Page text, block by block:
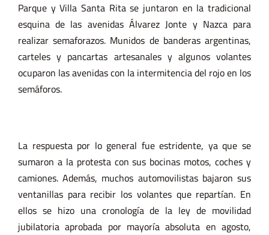
Parque y Villa Santa Rita se juntaron en la tradicional
esquina de las avenidas Álvarez Jonte y Nazca para
realizar semaforazos. Munidos de banderas argentinas,
carteles y pancartas artesanales y algunos volantes
ocuparon las avenidas con la intermitencia del rojo en los
semáforos.
La respuesta por lo general fue estridente, ya que se
sumaron a la protesta con sus bocinas motos, coches y
camiones. Además, muchos automovilistas bajaron sus
ventanillas para recibir los volantes que repartían. En
ellos se hizo una cronología de la ley de movilidad
jubilatoria aprobada por mayoría absoluta en agosto,